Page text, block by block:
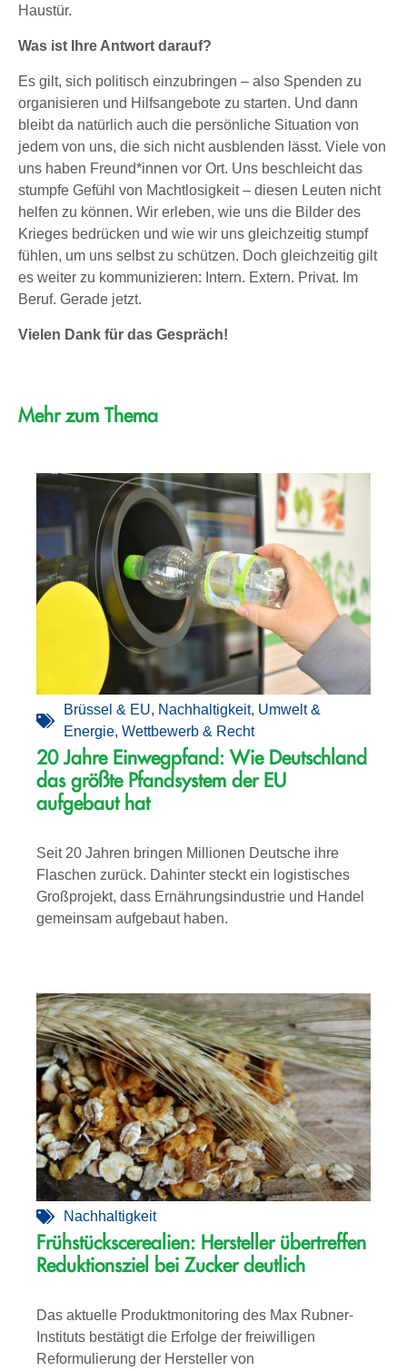
Haustür.
Was ist Ihre Antwort darauf?
Es gilt, sich politisch einzubringen – also Spenden zu
organisieren und Hilfsangebote zu starten. Und dann
bleibt da natürlich auch die persönliche Situation von
jedem von uns, die sich nicht ausblenden lässt. Viele von
uns haben Freund*innen vor Ort. Uns beschleicht das
stumpfe Gefühl von Machtlosigkeit – diesen Leuten nicht
helfen zu können. Wir erleben, wie uns die Bilder des
Krieges bedrücken und wie wir uns gleichzeitig stumpf
fühlen, um uns selbst zu schützen. Doch gleichzeitig gilt
es weiter zu kommunizieren: Intern. Extern. Privat. Im
Beruf. Gerade jetzt.
Vielen Dank für das Gespräch!
Mehr zum Thema
Brüssel & EU, Nachhaltigkeit, Umwelt &
Energie, Wettbewerb & Recht
20 Jahre Einwegpfand: Wie Deutschland
das größte Pfandsystem der EU
aufgebaut hat
Seit 20 Jahren bringen Millionen Deutsche ihre
Flaschen zurück. Dahinter steckt ein logistisches
Großprojekt, dass Ernährungsindustrie und Handel
gemeinsam aufgebaut haben.
Nachhaltigkeit
Frühstückscerealien: Hersteller übertreffen
Reduktionsziel bei Zucker deutlich
Das aktuelle Produktmonitoring des Max Rubner-
Instituts bestätigt die Erfolge der freiwilligen
Reformulierung der Hersteller von